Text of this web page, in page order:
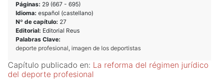
Páginas: 29 (667 - 695)
Idioma: español (castellano)
Nº de capítulo: 27
Editorial: Editorial Reus
Palabras Clave:
deporte profesional, imagen de los deportistas
Capítulo publicado en: La reforma del régimen jurídico
del deporte profesional